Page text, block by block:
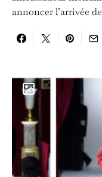
annoncer l’arrivée